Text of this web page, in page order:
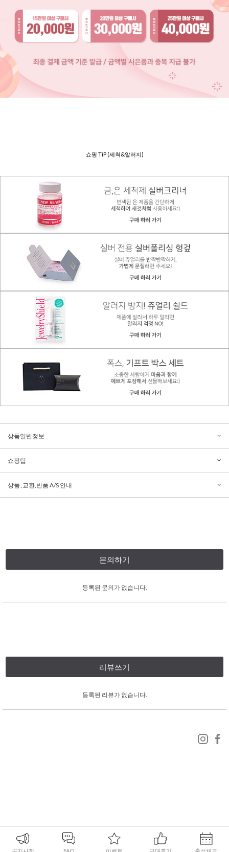
쇼핑 TiP (세척&알러지)
상품일반정보
쇼핑팁
상품 ,교환,반품 A/S 안내
문의하기
등록된 문의가 없습니다.
리뷰쓰기
등록된 리뷰가 없습니다.
공지사항 FAQ 이벤트 구매후기 출석체크